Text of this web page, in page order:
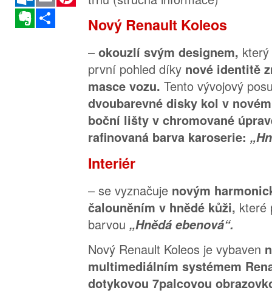
Evernote
Nový Renault Koleos
– okouzlí svým designem,
první pohled díky nové identitě
masce vozu. Tento vývojový
dvoubarevné disky kol v
boční lišty v chromované
rafinovaná barva karoserie:
Interiér
– se vyznačuje novým
čalouněním v hnědé kůži, které
barvou „Hnědá ebenová“.
Nový Renault Koleos je vybaven
multimediálním systémem
dotykovou 7palcovou